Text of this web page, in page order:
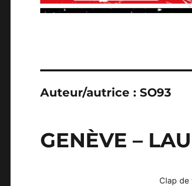
Auteur/autrice :SO93
GENÈVE –
Clap de